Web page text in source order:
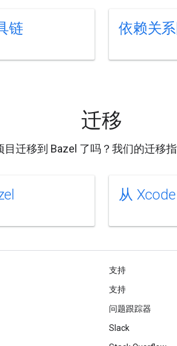
链 依赖关
迁移
迁移到 Bazel 了吗？我们的迁移
从
支持
支持
问题跟踪器
Slack